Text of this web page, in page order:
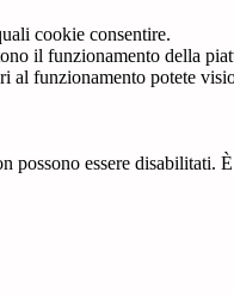
cookie consentire.
il funzionamento della
al funzionamento potete
possono essere disabilitati.